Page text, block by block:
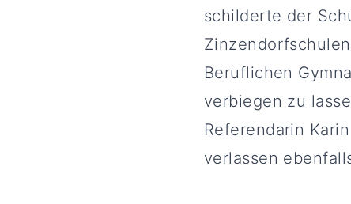
schilderte der
Beruflichen
verbiegen zu
Referendarin
verlassen